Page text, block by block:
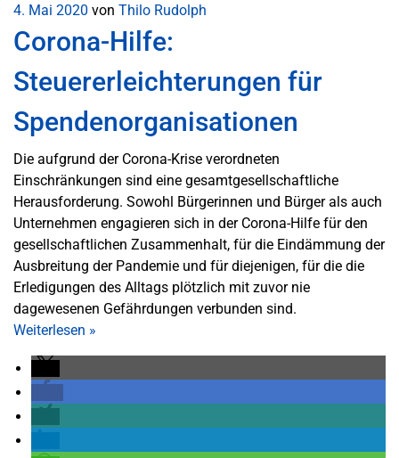
4. Mai 2020 von Thilo Rudolph
Corona-Hilfe:
Steuererleichterungen für
Spendenorganisationen
Die aufgrund der Corona-Krise verordneten
Einschränkungen sind eine gesamtgesellschaftliche
Herausforderung. Sowohl Bürgerinnen und Bürger als auch
Unternehmen engagieren sich in der Corona-Hilfe für den
gesellschaftlichen Zusammenhalt, für die Eindämmung der
Ausbreitung der Pandemie und für diejenigen, für die die
Erledigungen des Alltags plötzlich mit zuvor nie
dagewesenen Gefährdungen verbunden sind.
Weiterlesen »